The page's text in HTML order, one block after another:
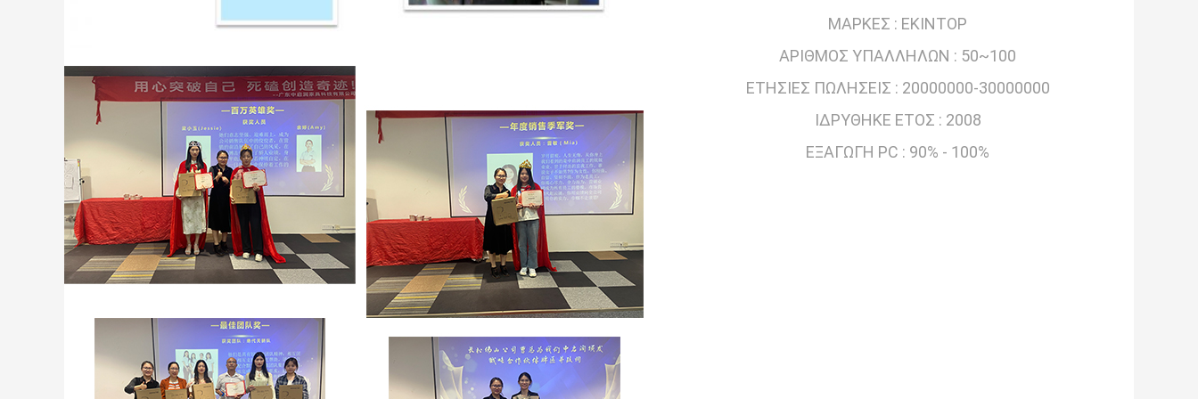
ΜΆΡΚΕΣ : EKINTOP
ΑΡΙΘΜΌΣ ΥΠΑΛΛΉΛΩΝ : 50~100
ΕΤΉΣΙΕΣ ΠΩΛΉΣΕΙΣ : 20000000-30000000
ΙΔΡΎΘΗΚΕ ΈΤΟΣ : 2008
ΕΞΑΓΩΓΉ PC : 90% - 100%